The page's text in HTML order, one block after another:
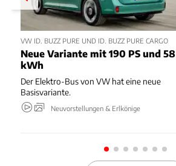
VW ID. BUZZ PURE UND ID. BUZZ PURE CARGO
Neue Variante mit 190 PS und 58
kWh
Der Elektro-Bus von VW hat eine neue
Basisvariante.
Neuvorstellungen & Erlkönige